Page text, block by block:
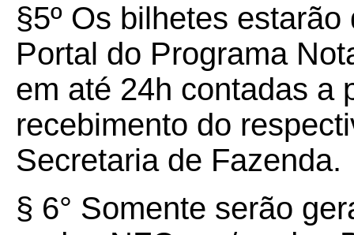
§5º Os bilhetes
Portal do Programa
em até 24h contadas a
recebimento do
Secretaria de Fazenda.
§ 6° Somente serão